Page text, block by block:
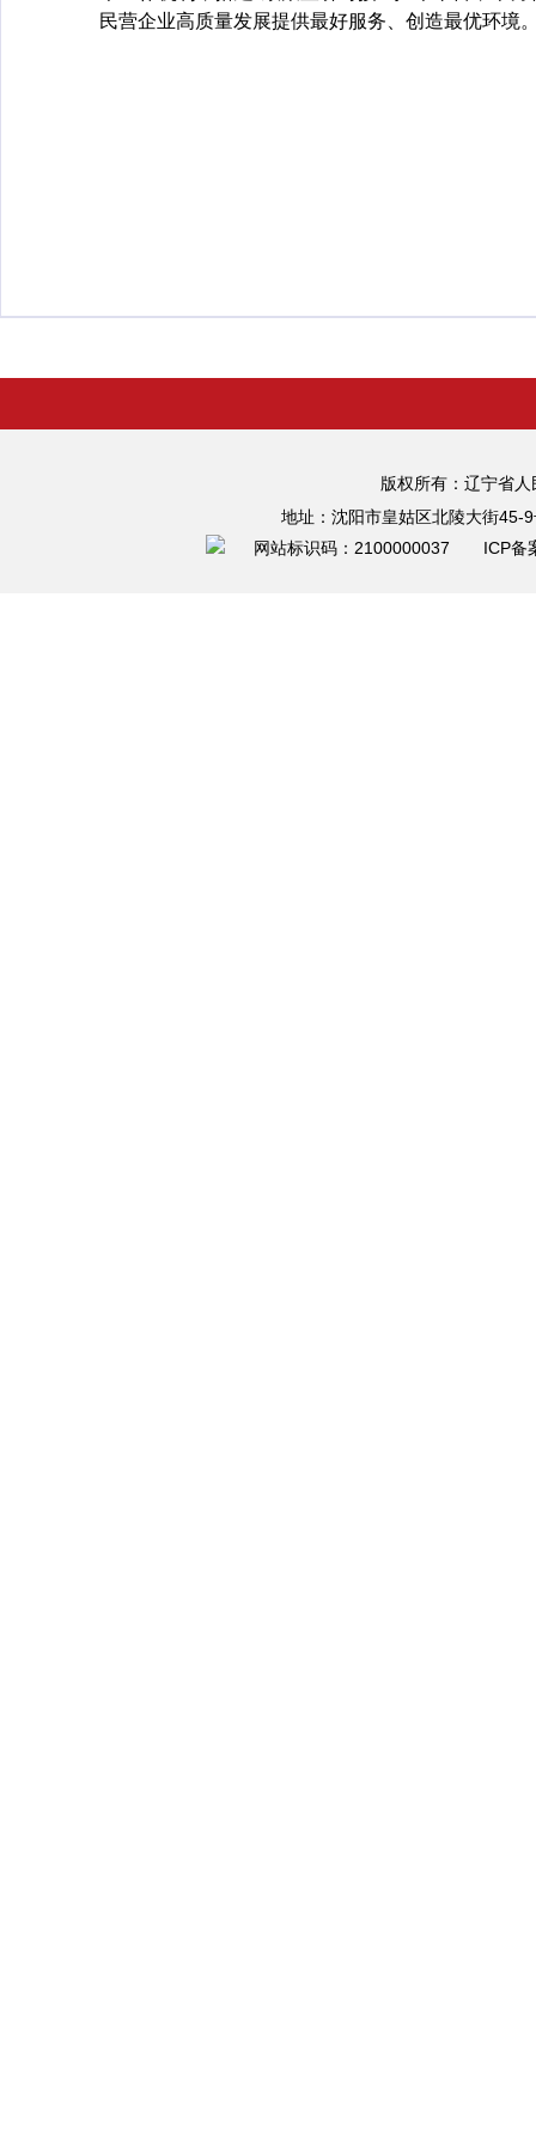
民营企业高质量发展提供最好服务、创造最优环境
版权所有：辽宁省
地址：沈阳市皇姑区北陵大街
网站标识码：2100000037 ICP备